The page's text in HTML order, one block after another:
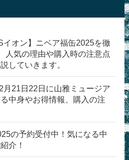
イオン】ニベア福缶2025を徹
人気の理由や購入時の注意点
していきます。
21日22日に山雅ミュージア
中身やお得情報、購入の注
の予約受付中！気になる中
介！